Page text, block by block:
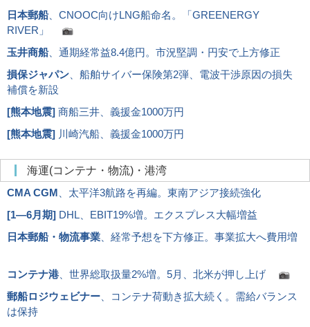
日本郵船、CNOOC向けLNG船命名。「GREENERGY
RIVER」
玉井商船、通期経常益8.4億円。市況堅調・円安で上方修正
損保ジャパン 、船舶サイバー保険第2弾、電波干渉原因の損失
補償を新設
[熊本地震] 商船三井、義援金1000万円
[熊本地震] 川崎汽船、義援金1000万円
海運(コンテナ・物流)・港湾
CMA CGM 、太平洋3航路を再編。東南アジア接続強化
[1―6月期] DHL、EBIT19%増。エクスプレス大幅増益
日本郵船・物流事業 、経常予想を下方修正。事業拡大へ費用増
コンテナ港、世界総取扱量2%増。5月、北米が押し上げ
郵船ロジウェビナー 、コンテナ荷動き拡大続く。需給バランス
は保持